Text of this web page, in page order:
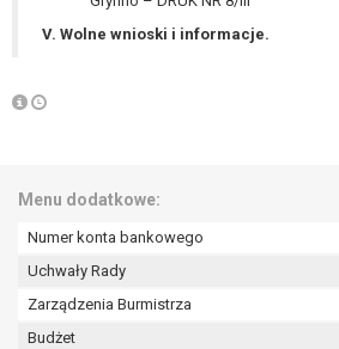
V. Wolne wnioski i informacje.
Menu dodatkowe:
Numer konta bankowego
Uchwały Rady
Zarządzenia Burmistrza
Budżet
podstaw do ustalenia,
obrony roszczeń.
osobowych odbywa się na
cofnięcia tej zgody w dowolnym
Cofnięcie to nie ma wpływu na
zgody przed jej cofnięciem.
Przysługuje Pani/Panu prawo